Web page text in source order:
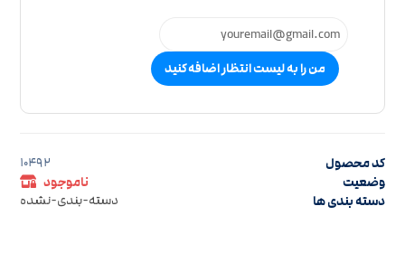
من را به لیست انتظار اضافه کنید
کد محصول 10492
وضعیت
ناموجود
دسته بندی ها
دسته-بندی-نشده